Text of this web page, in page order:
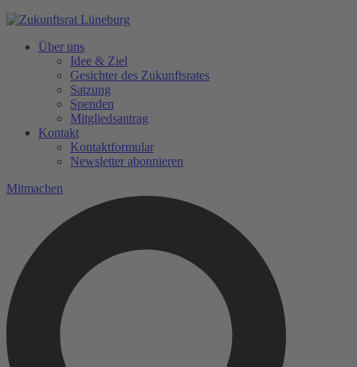
Über uns
Idee & Ziel
Gesichter des Zukunftsrates
Satzung
Spenden
Mitgliedsantrag
Kontakt
Kontaktformular
Newsletter abonnieren
Mitmachen